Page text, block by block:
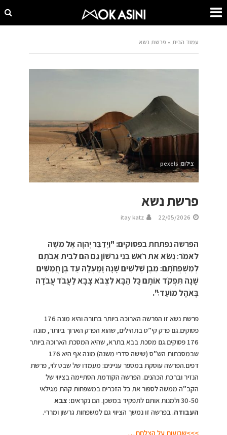
עמוד הבית » פרשת נשא
צילום: pexels
פרשת נשא
22/05/2026
itay katz
הפרשה נפתחת בפסוקים: "וַיְדַבֵּר יְהוָה אֶל מֹשֶׁה
לֵּאמֹר׃ נָשֹׂא אֶת רֹאשׁ בְּנֵי גֵרְשׁוֹן גַּם הֵם לְבֵית אֲבֹתָם
לְמִשְׁפְּחֹתָם׃ מִבֶּן שְׁלֹשִׁים שָׁנָה וָמַעְלָה עַד בֶּן חֲמִשִּׁים
שָׁנָה תִּפְקֹד אוֹתָם כָּל הַבָּא לִצְבֹא צָבָא לַעֲבֹד עֲבֹדָה
בְּאֹהֶל מוֹעֵד׃".
פרשת נשא זו הפרשה הארוכה ביותר בתורה והיא מונה 176
פסוקים.גם פרק קי”ט בתהילים, שהוא הפרק הארוך ביותר, מונה
176 פסוקים.גם מסכת בבא בתרא, שהיא המסכת הארוכה ביותר
שבמסכתות הש”ס (שישה סדרי משנה) מונה אף היא 176
דפים.הפרשה עוסקת במספר עניינים: מעמדו של שבט לוי, פרשת
הנזיר וברכת הכהנים. הפרשה הקודמת הסתיימה בציווי של
הקב”ה ממשה לספור את כל הזכרים במשפחות קהת מגילאי
30-50 ולמנות אותם לתפקיד במשכן. הם נקראים:
צבא
העבודה. בפרשה זו נמשך הציווי גם למשפחות גרשון ומררי.
>>>שבועות על הצלחת…